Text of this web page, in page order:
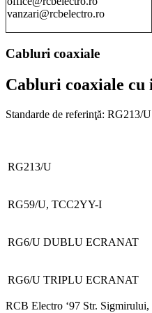
vanzari@rcbelectro.ro
Cabluri coaxiale
Cabluri coaxiale cu
Standarde de referinţă:
RG213/U
RG59/U, TCC2YY-I
RG6/U DUBLU ECRANAT
RG6/U TRIPLU ECRANAT
RCB Electro ‘97 Str. Sigmirului,